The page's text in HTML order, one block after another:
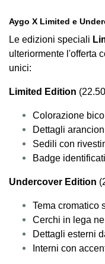
Aygo X Limited e
Le edizioni speciali
ulteriormente l'offerta
unici:
Limited Edition
Colorazione
Dettagli
Sedili con
Badge
Undercover Edition
Tema cromatico
Cerchi in lega
Dettagli esterni
Interni con